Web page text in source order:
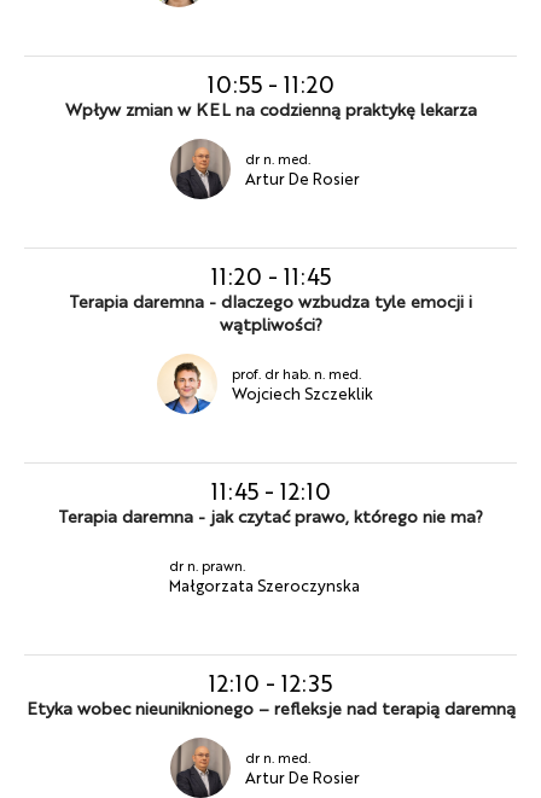
10:55- 11:20
Wpływ zmian w KEL na codzienną praktykę lekarza
dr n. med.
Artur De Rosier
11:20 - 11:45
Terapia daremna - dlaczego wzbudza tyle emocji i
wątpliwości?
prof. dr hab. n. med.
Wojciech Szczeklik
11:45- 12:10
Terapia daremna - jak czytać prawo, którego nie ma?
dr n. prawn.
Małgorzata Szeroczynska
12:10 - 12:35
Etyka wobec nieuniknionego – refleksje nad terapią daremną
dr n. med.
Artur De Rosier